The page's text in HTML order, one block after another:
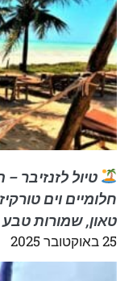
טיול לזנזיבר
חלומיים וים
טאון, שמורות טבע
25 באוקטובר 2025